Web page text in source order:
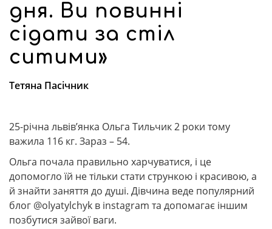
дня. Ви повинні
сідати за стіл
ситими»
Тетяна Пасічник
25-річна львів’янка Ольга Тильчик 2 роки тому
важила 116 кг. Зараз – 54.
Ольга почала правильно харчуватися, і це
допомогло їй не тільки стати стрункою і красивою, а
й знайти заняття до душі. Дівчина веде популярний
блог @olyatylchyk в instagram та допомагає іншим
позбутися зайвої ваги.